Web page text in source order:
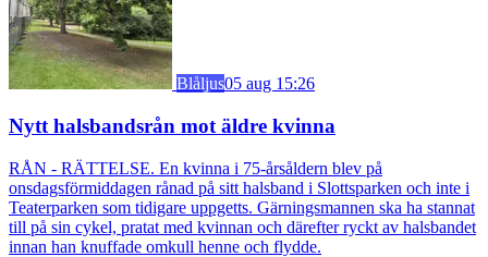
Blåljus05 aug 15:26
Nytt halsbandsrån mot äldre kvinna
RÅN - RÄTTELSE. En kvinna i 75-årsåldern blev på
onsdagsförmiddagen rånad på sitt halsband i Slottsparken och inte i
Teaterparken som tidigare uppgetts. Gärningsmannen ska ha stannat
till på sin cykel, pratat med kvinnan och därefter ryckt av halsbandet
innan han knuffade omkull henne och flydde.